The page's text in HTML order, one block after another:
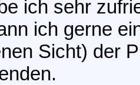
ich sehr
ich gerne
Sicht) der